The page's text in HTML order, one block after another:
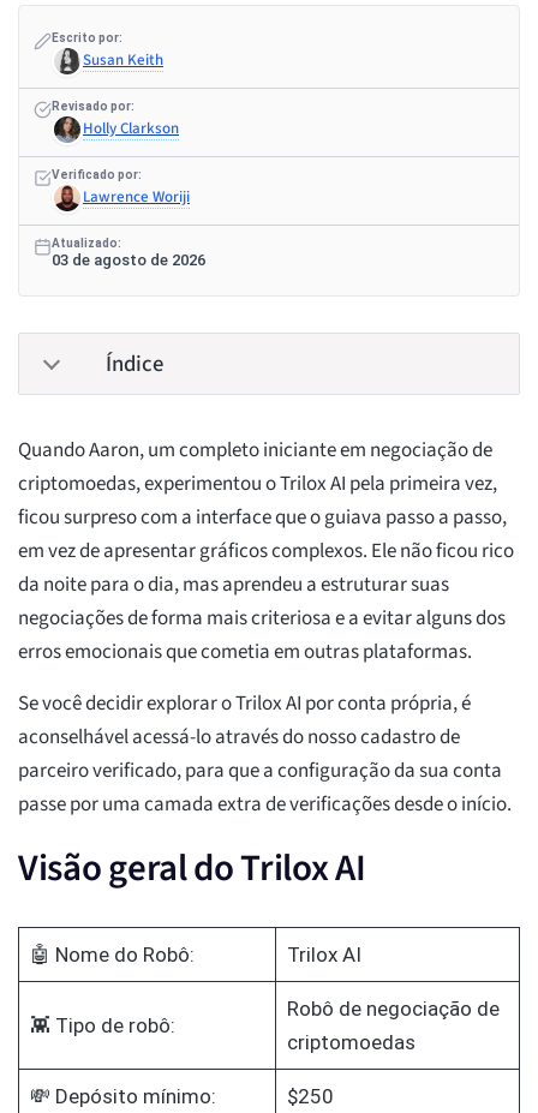
Escrito por:
Susan Keith
Revisado por:
Holly Clarkson
Verificado por:
Lawrence Woriji
Atualizado:
03 de agosto de 2026
Índice
Quando Aaron, um completo iniciante em negociação de
criptomoedas, experimentou o Trilox AI pela primeira vez,
ficou surpreso com a interface que o guiava passo a passo,
em vez de apresentar gráficos complexos. Ele não ficou rico
da noite para o dia, mas aprendeu a estruturar suas
negociações de forma mais criteriosa e a evitar alguns dos
erros emocionais que cometia em outras plataformas.
Se você decidir explorar o Trilox AI por conta própria, é
aconselhável acessá-lo através do nosso cadastro de
parceiro verificado, para que a configuração da sua conta
passe por uma camada extra de verificações desde o início.
Visão geral do Trilox AI
🤖 Nome do Robô: Trilox AI
👾 Tipo de robô:
Robô de negociação de
criptomoedas
💸 Depósito mínimo: $250